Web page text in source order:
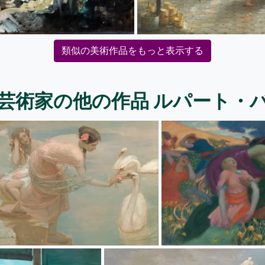
類似の美術作品をもっと表示する
術家の他の作品 ルパート・